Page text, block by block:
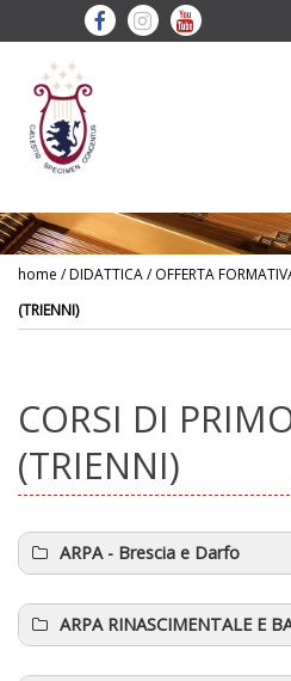
home / DIDATTICA / OFFERTA
(TRIENNI)
CORSI DI
(TRIENNI)
ARPA- Brescia e Darfo
ARPA RINASCIMENTALE E